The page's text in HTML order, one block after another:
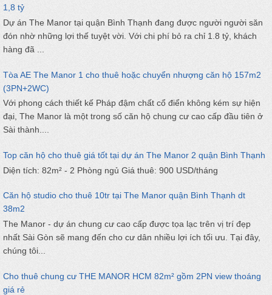
1,8 tỷ
Dự án The Manor tại quận Bình Thạnh đang được người người săn
đón nhờ những lợi thế tuyệt vời. Với chi phí bỏ ra chỉ 1.8 tỷ, khách
hàng đã ...
Tòa AE The Manor 1 cho thuê hoặc chuyển nhượng căn hộ 157m2
(3PN+2WC)
Với phong cách thiết kế Pháp đậm chất cổ điển không kém sự hiện
đại, The Manor là một trong số căn hộ chung cư cao cấp đầu tiên ở
Sài thành....
Top căn hộ cho thuê giá tốt tại dự án The Manor 2 quận Bình Thạnh
Diện tích: 82m² - 2 Phòng ngủ Giá thuê: 900 USD/tháng
Căn hộ studio cho thuê 10tr tại The Manor quận Bình Thạnh dt
38m2
The Manor - dự án chung cư cao cấp được tọa lạc trên vị trí đẹp
nhất Sài Gòn sẽ mang đến cho cư dân nhiều lợi ích tối ưu. Tại đây,
chúng tôi...
Cho thuê chung cư THE MANOR HCM 82m² gồm 2PN view thoáng
giá rẻ